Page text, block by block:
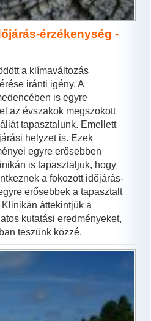
érzékenység -
a klímaváltozás
iránti igény. A
is egyre
az évszakok megszokott
tapasztalunk. Emellett
helyzet is. Ezek
egyre erősebben
is tapasztaljuk, hogy
a fokozott időjárás-
erősebbek a tapasztalt
áttekintjük a
kutatási eredményeket,
teszünk közzé.